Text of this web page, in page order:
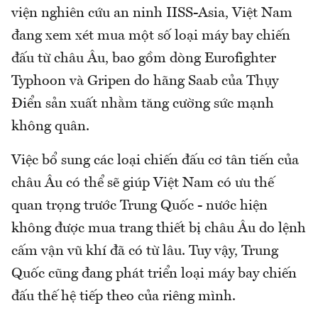
viện nghiên cứu an ninh IISS-Asia, Việt Nam
đang xem xét mua một số loại máy bay chiến
đấu từ châu Âu, bao gồm dòng Eurofighter
Typhoon và Gripen do hãng Saab của Thụy
Điển sản xuất nhằm tăng cường sức mạnh
không quân.
Việc bổ sung các loại chiến đấu cơ tân tiến của
châu Âu có thể sẽ giúp Việt Nam có ưu thế
quan trọng trước Trung Quốc - nước hiện
không được mua trang thiết bị châu Âu do lệnh
cấm vận vũ khí đã có từ lâu. Tuy vậy, Trung
Quốc cũng đang phát triển loại máy bay chiến
đấu thế hệ tiếp theo của riêng mình.